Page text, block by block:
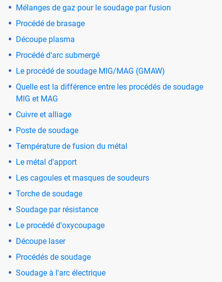
Mélanges de gaz pour le soudage par fusion
Procédé de brasage
Découpe plasma
Procédé d'arc submergé
Le procédé de soudage MIG/MAG (GMAW)
Quelle est la différence entre les procédés de soudage
MIG et MAG
Cuivre et alliage
Poste de soudage
Température de fusion du métal
Le métal d'apport
Les cagoules et masques de soudeurs
Torche de soudage
Soudage par résistance
Le procédé d'oxycoupage
Découpe laser
Procédés de soudage
Soudage à l'arc électrique